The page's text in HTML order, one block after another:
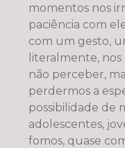
momentos nos
paciência com
com um gesto,
literalmente,
não perceber,
perdermos a
possibilidade de
adolescentes,
fomos, quase